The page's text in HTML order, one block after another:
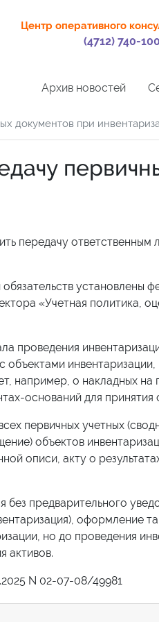
Центр оперативного
(4712) 740-100
Архив новостей
документов при
передачу ответственным
установлены
«Учетная политика,
проведения
например, о накладных
оснований для принятия
первичных учетных
объектов
описи, акту о
предварительного
оформление
но до проведения
активов.
N 02-07-08/49981